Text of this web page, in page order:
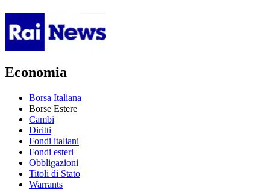
Economia
Borsa Italiana
Borse Estere
Cambi
Diritti
Fondi italiani
Fondi esteri
Obbligazioni
Titoli di Stato
Warrants